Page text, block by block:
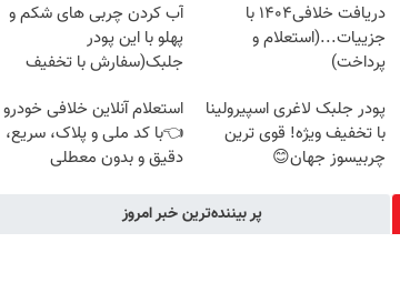
دریافت خلافی۱۴۰۴ با
جزییات...(استعلام و
پرداخت)
آب کردن چربی های شکم و
پهلو با این پودر
جلبک(سفارش با تخفیف
پودر جلبک لاغری اسپیرولینا
با تخفیف ویژه! قوی ترین
چربیسوز جهان😊
استعلام آنلاین خلافی خودرو
👈با کد ملی و پلاک، سریع،
دقیق و بدون معطلی
پر بیننده‌ترین خبر امروز